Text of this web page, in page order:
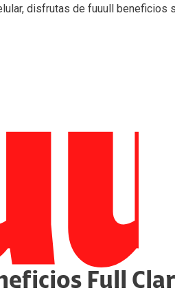
disfrutas de fuuull beneficios
Full